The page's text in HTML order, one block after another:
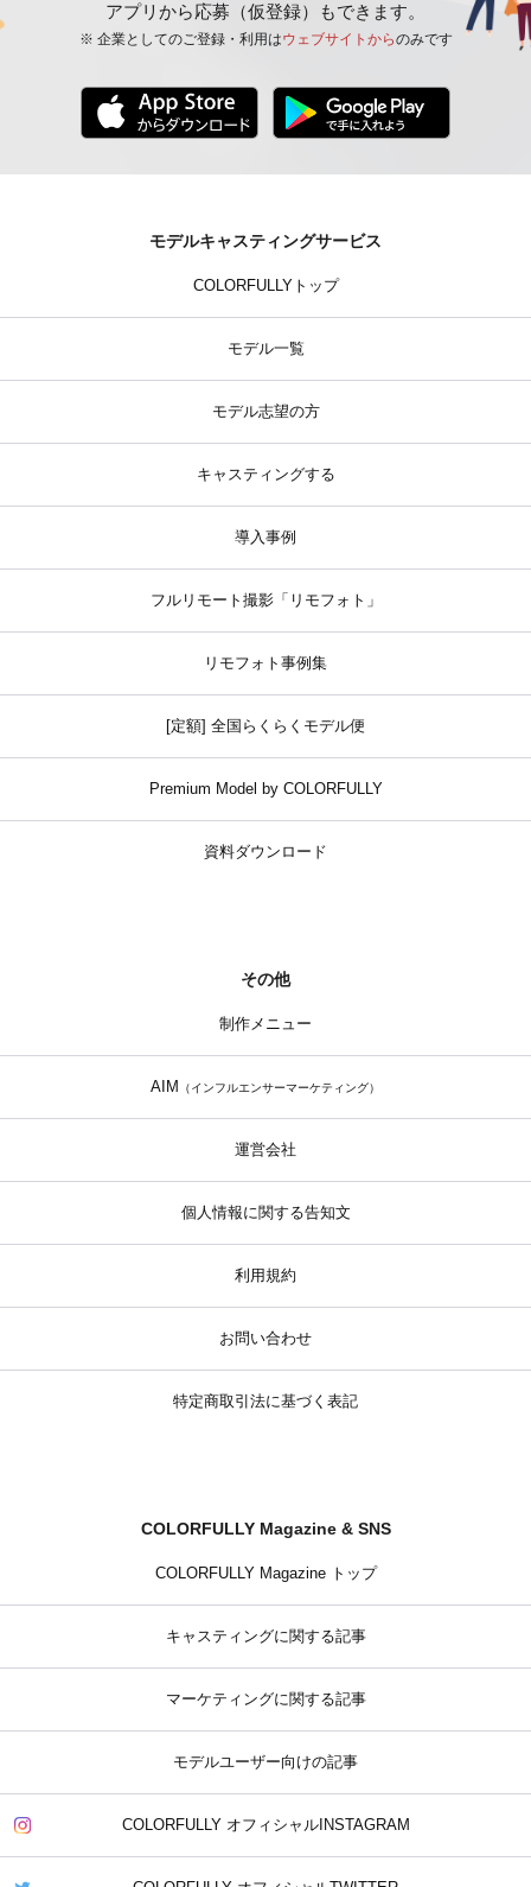
アプリから応募（仮登録）もできます。
※ 企業としてのご登録・利用はウェブサイトからのみです
モデルキャスティングサービス
COLORFULLYトップ
モデル一覧
モデル志望の方
キャスティングする
導入事例
フルリモート撮影「リモフォト」
リモフォト事例集
[定額] 全国らくらくモデル便
Premium Model by COLORFULLY
資料ダウンロード
その他
制作メニュー
AIM （インフルエンサーマーケティング）
運営会社
個人情報に関する告知文
利用規約
お問い合わせ
特定商取引法に基づく表記
COLORFULLY Magazine & SNS
COLORFULLY Magazine トップ
キャスティングに関する記事
マーケティングに関する記事
モデルユーザー向けの記事
COLORFULLY オフィシャルINSTAGRAM